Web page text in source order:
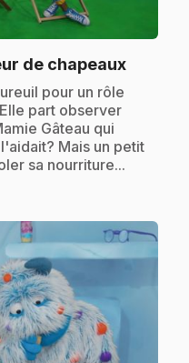
de chapeaux.
pour un rôle
part observer
Gâteau qui
Mais un petit
sa nourriture...